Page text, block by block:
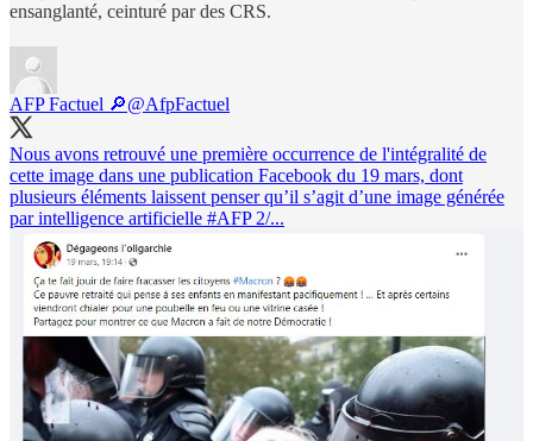
ensanglanté, ceinturé par des CRS.
AFP Factuel 🔎@AfpFactuel
Nous avons retrouvé une première occurrence de l'intégralité de
cette image dans une publication Facebook du 19 mars, dont
plusieurs éléments laissent penser qu’il s’agit d’une image générée
par intelligence artificielle #AFP2/...